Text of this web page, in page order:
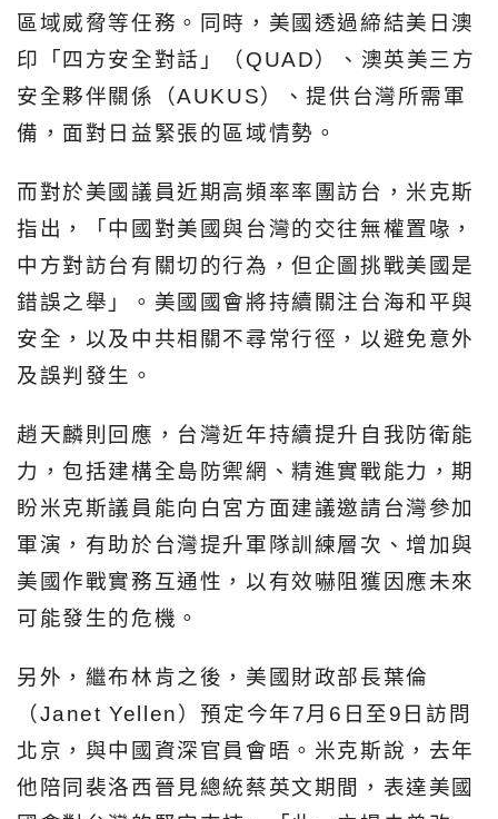
區域威脅等任務。同時，美國透過締結美日澳
印「四方安全對話」（QUAD）、澳英美三方
安全夥伴關係（AUKUS）、提供台灣所需軍
備，面對日益緊張的區域情勢。
而對於美國議員近期高頻率率團訪台，米克斯
指出，「中國對美國與台灣的交往無權置喙，
中方對訪台有關切的行為，但企圖挑戰美國是
錯誤之舉」。美國國會將持續關注台海和平與
安全，以及中共相關不尋常行徑，以避免意外
及誤判發生。
趙天麟則回應，台灣近年持續提升自我防衛能
力，包括建構全島防禦網、精進實戰能力，期
盼米克斯議員能向白宮方面建議邀請台灣參加
軍演，有助於台灣提升軍隊訓練層次、增加與
美國作戰實務互通性，以有效嚇阻獲因應未來
可能發生的危機。
另外，繼布林肯之後，美國財政部長葉倫
（Janet Yellen）預定今年7月6日至9日訪問
北京，與中國資深官員會晤。米克斯說，去年
他陪同裴洛西晉見總統蔡英文期間，表達美國